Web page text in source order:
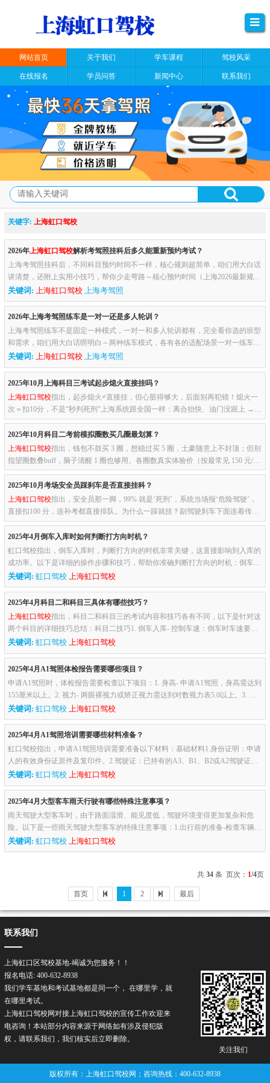
网站首页 关于我们 学车课程 驾校风采
在线报名 学员问答 新闻中心 联系我们
关键字: 上海虹口驾校
2026年上海虹口驾校解析考驾照挂科后多久能重新预约考试？
上海考驾照挂科后，不同科目预约时间不一样，核心规则超简单，咱们用大白话
讲清楚，还附上实用小技巧，帮你少走弯路～核心预约时间（上海2026最新规
则）科目一/科目四（理论考）：当场有2次机会，第一次挂了马上能当...
关键词: 上海虹口驾校 上海考驾照
2026年上海考驾照练车是一对一还是多人轮训？
上海考驾照练车不是固定一种模式，一对一和多人轮训都有，完全看你选的班型
和需求，咱们用大白话唠明白～两种练车模式，各有各的适配场景一对一练车：
就是专属教练+专属车辆，练车时就你一个人学。不用等别人，哪个项...
关键词: 上海虹口驾校 上海考驾照
2025年10月上海科目三考试起步熄火直接挂吗？
上海虹口驾校指出，起步熄火≠直接挂，但心脏得够大，后面别再犯错！熄火一
次＝扣10分，不是“秒判死刑”上海系统跟全国一样：离合抬快、油门没跟上 →
发动机“咔”一下 → 语音报“操作不当熄火，扣10分”。这时候...
2025年10月科目二考前模拟圈数买几圈最划算？
上海虹口驾校指出，钱包不鼓买 3 圈，想稳过买 5 圈，土豪随意上不封顶；但别
指望圈数叠buff，脑子清醒 1 圈也够用。各圈数真实体验价（按最常见 150 元/圈
算）2～3 圈（≈300～450 元） 适合：平时练得还行、只是没...
2025年10月考场安全员踩刹车是否直接挂科？
上海虹口驾校指出，安全员那一脚，99% 就是‘死刑’，系统当场报‘危险驾驶’，
直接扣100 分，连补考都直接排队。为什么一踩就挂？副驾驶刹车下面连着传感
器，只要安全员踩，电脑立刻收到信号，语音同步播安全员干预...
2025年4月倒车入库时如何判断打方向时机？
虹口驾校指出，倒车入库时，判断打方向的时机非常关键，这直接影响到入库的
成功率。以下是详细的操作步骤和技巧，帮助你准确判断打方向的时机：倒车入
库操作流程及打方向时机1. 右倒库1. 停车位置：- 驶入考试区域后...
关键词: 虹口驾校 上海虹口驾校
2025年4月科目二和科目三具体有哪些技巧？
上海虹口驾校指出，科目二和科目三的考试内容和技巧各有不同，以下是针对这
两个科目的详细技巧总结：科目二技巧1. 倒车入库- 控制车速：倒车时车速要
慢，通过离合器控制车速，避免中途停车。- 找准打方向时机：- 右倒...
关键词: 虹口驾校上海虹口驾校
2025年4月A1驾照体检报告需要哪些项目？
申请A1驾照时，体检报告需要检查以下项目：1. 身高- 申请A1驾照，身高需达到
155厘米以上。2. 视力- 两眼裸视力或矫正视力需达到对数视力表5.0以上。3. 辨
色力- 无红绿色盲。4. 听力- 两耳分别距音叉50厘米能辨别声源...
关键词: 虹口驾校 上海虹口驾校
2025年4月A1驾照培训需要哪些材料准备？
虹口驾校指出，申请A1驾照培训需要准备以下材料：基础材料1.身份证明：申请
人的有效身份证原件及复印件。2.驾驶证：已持有的A3、B1、B2或A2驾驶证原
件及复印件。3.照片：近期免冠彩色照片若干张（一般为1寸或2寸）。...
关键词: 虹口驾校上海虹口驾校
2025年4月大型客车雨天行驶有哪些特殊注意事项？
雨天驾驶大型客车时，由于路面湿滑、能见度低，驾驶环境变得更加复杂和危
险。以下是一些雨天驾驶大型客车的特殊注意事项：1.出行前的准备-检查车辆：
确保车辆的雨刮器、刹车系统、轮胎气压、灯光（尤其是雾灯）等处于...
关键词: 虹口驾校 上海虹口驾校
共34 条 页次： 1/4页
首页 1 2 最后
关注我们
联系我们
上海虹口区驾校基地-竭诚为您服务！！
报名电话: 400-632-8938
我们学车基地和考试基地都是同一个， 在哪里学，就
在哪里考试。
上海虹口驾校网对接上海虹口驾校的宣传工作欢迎来
电咨询！本站部分内容来源于网络如有涉及侵犯版
权，请联系我们，我们核实后立即删除。
版权所有：上海虹口驾校网；咨询热线：400-632-8938